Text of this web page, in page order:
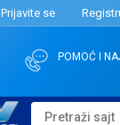
Prijavite se
POMOĆ I
Pretraži sajt